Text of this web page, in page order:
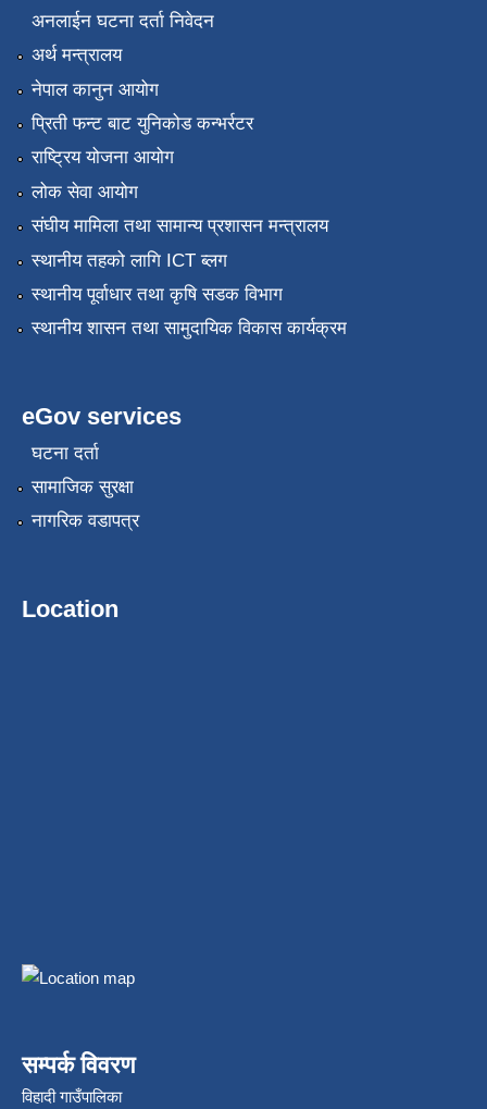
अनलाईन घटना दर्ता निवेदन
अर्थ मन्त्रालय
नेपाल कानुन आयोग
प्रिती फन्ट बाट युनिकोड कन्भर्रटर
राष्ट्रिय योजना आयोग
लोक सेवा आयोग
संघीय मामिला तथा सामान्य प्रशासन मन्त्रालय
स्थानीय तहको लागि ICT ब्लग
स्थानीय पूर्वाधार तथा कृषि सडक विभाग
स्थानीय शासन तथा सामुदायिक विकास कार्यक्रम
eGov services
घटना दर्ता
सामाजिक सुरक्षा
नागरिक वडापत्र
Location
सम्पर्क विवरण
विहादी गाउँपालिका